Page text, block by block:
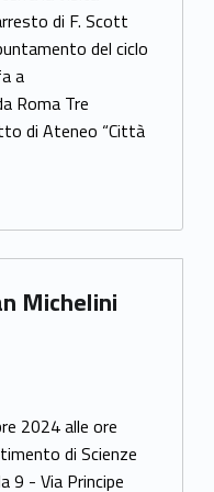
di F. Scott
del ciclo
a
Roma Tre
di Ateneo “Città
Michelini
2024 alle ore
di Scienze
9 - Via Principe